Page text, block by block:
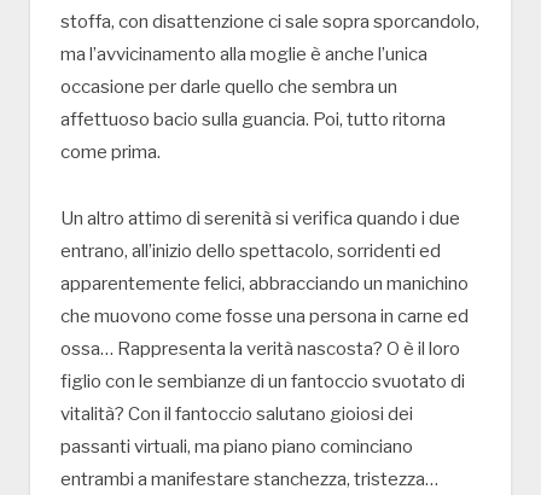
stoffa, con disattenzione ci sale sopra sporcandolo,
ma l’avvicinamento alla moglie è anche l’unica
occasione per darle quello che sembra un
affettuoso bacio sulla guancia. Poi, tutto ritorna
come prima.
Un altro attimo di serenità si verifica quando i due
entrano, all’inizio dello spettacolo, sorridenti ed
apparentemente felici, abbracciando un manichino
che muovono come fosse una persona in carne ed
ossa… Rappresenta la verità nascosta? O è il loro
figlio con le sembianze di un fantoccio svuotato di
vitalità? Con il fantoccio salutano gioiosi dei
passanti virtuali, ma piano piano cominciano
entrambi a manifestare stanchezza, tristezza…